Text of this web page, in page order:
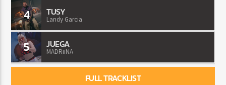
4 TUSY
Landy Garcia
5 JUEGA
MADRiiNA
FULL TRACKLIST